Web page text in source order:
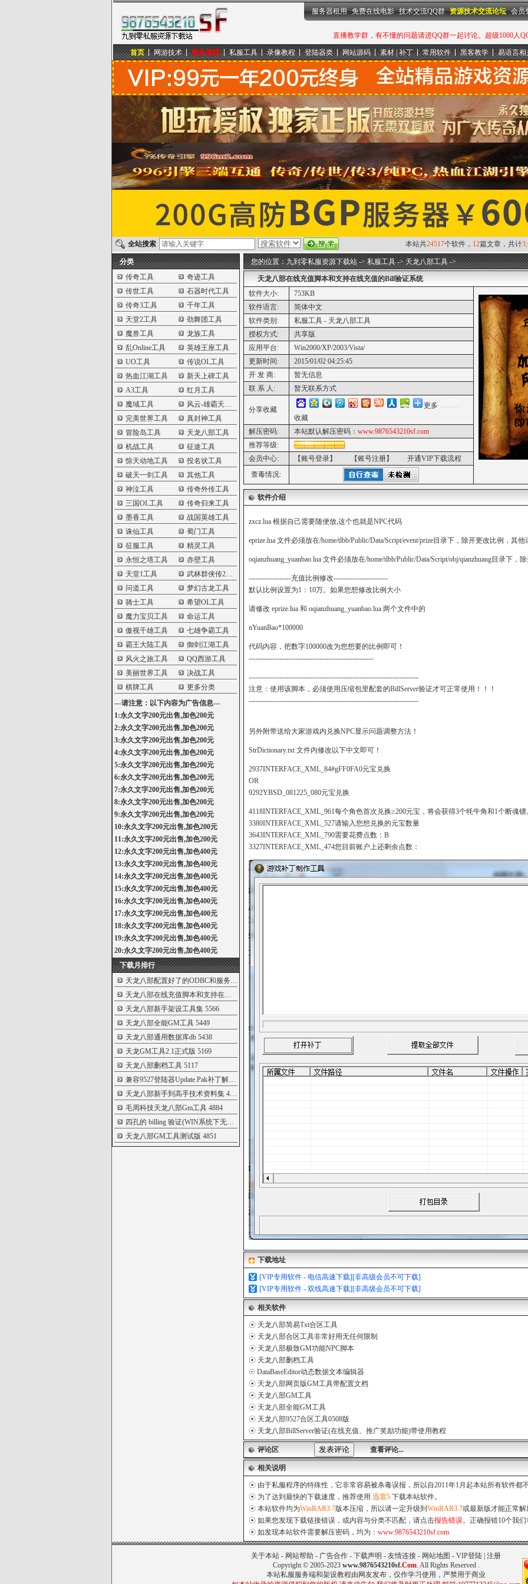
九到零私服资源下载站
直播教学群，有不懂的问题请进QQ群一起讨论。超级1000人
服务器租用 免费在线电影 技术交流QQ群 资源技术交流论坛 会员
首页 网游技术 服务器端 私服工具 录像教程 登陆器类 网站源码 素材 | 补丁 常用软件 黑客教学 易语言相
本站共24517个软件， 12篇文章，共计
全站搜索
分类
传奇工具
奇迹工具
传世工具
石器时代工具
传奇3工具
千年工具
天堂2工具
劲舞团工具
魔兽工具
龙族工具
乱Online工具
英雄王座工具
UO工具
传说OL工具
热血江湖工具
新天上碑工具
A3工具
红月工具
魔域工具
风云-雄霸天下工具
完美世界工具
真封神工具
冒险岛工具
天龙八部工具
机战工具
征途工具
惊天动地工具
投名状工具
破天一剑工具
其他工具
神泣工具
传奇外传工具
三国OL工具
传奇归来工具
墨香工具
战国英雄工具
诛仙工具
蜀门工具
征服工具
精灵工具
永恒之塔工具
赤壁工具
天堂1工具
武林群侠传2工具
问道工具
梦幻古龙工具
骑士工具
希望OL工具
魔力宝贝工具
命运工具
傲视千雄工具
七雄争霸工具
霸王大陆工具
御剑江湖工具
风火之旅工具
QQ西游工具
美丽世界工具
决战工具
棋牌工具
更多分类
---请注意：以下内容为广告信息---
1:永久文字200元出售,加色200元
2:永久文字200元出售,加色200元
3:永久文字200元出售,加色200元
4:永久文字200元出售,加色200元
5:永久文字200元出售,加色200元
6:永久文字200元出售,加色200元
7:永久文字200元出售,加色200元
8:永久文字200元出售,加色200元
9:永久文字200元出售,加色200元
10:永久文字200元出售,加色200元
11:永久文字200元出售,加色200元
12:永久文字200元出售,加色400元
13:永久文字200元出售,加色400元
14:永久文字200元出售,加色400元
15:永久文字200元出售,加色400元
16:永久文字200元出售,加色400元
17:永久文字200元出售,加色400元
18:永久文字200元出售,加色400元
19:永久文字200元出售,加色400元
20:永久文字200元出售,加色400元
下载月排行
天龙八部配置好了的ODBC和服务端配置文件
天龙八部在线充值脚本和支持在线充值的
天龙八部新手架设工具集5566
天龙八部全能GM工具5449
天龙八部通用数据库db5438
天龙GM工具2.1正式版 5169
天龙八部删档工具5117
兼容9527登陆器Update.Pak补丁解包打包器
天龙八部新手到高手技术资料集4937
毛周科技天龙八部Gm工具4884
四孔的 billing 验证(WIN系统下无限制版)
天龙八部GM工具测试版 4851
您的位置：九到零私服资源下载站->私服工具->天龙八部工具->
天龙八部在线充值脚本和支持在线充值的Bill验证系统
软件大小:
753KB
软件语言:
简体中文
软件类别:
私服工具 - 天龙八部工具
授权方式:
共享版
应用平台:
Win2000/XP/2003/Vista/
更新时间:
2015/01/02 04:25:45
开 发 商:
暂无信息
联 系 人:
暂无联系方式
分享收藏
更多
收藏
解压密码:
本站默认解压密码： www.9876543210sf.com
推荐等级:
会员中心:
【账号登录】 【账号注册】
开通VIP下载流程
查毒情况:
软件介绍
zxcz.lua 根据自己需要随便放,这个也就是NPC代码
eprize.lua 文件必须放在/home/tlbb/Public/Data/Script/event/prize目录下，除开更改比例，其
oqianzhuang_yuanbao.lua 文件必须放在/home/tlbb/Public/Data/Script/obj/qianzhuang目录下
------------------充值比例修改-----------------------
默认比例设置为1：10万。如果您想修改比例大小
请修改 eprize.lua 和 oqianzhuang_yuanbao.lua 两个文件中的
nYuanBao*100000
代码内容，把数字100000改为您想要的比例即可！
-----------------------------------------------------
------------------------------------------------------------------------
注意：使用该脚本，必须使用压缩包里配套的BillServer验证才可正常使用！！！
------------------------------------------------------------------------
另外附带送给大家游戏内兑换NPC显示问题调整方法！
StrDictionary.txt 文件内修改以下中文即可！
2937INTERFACE_XML_84#gFF0FA0元宝兑换
OR
9292YBSD_081225_080元宝兑换
4118INTERFACE_XML_961每个角色首次兑换≥200元宝，将会获得3个牦牛角和1个断魂镖
3380INTERFACE_XML_527请输入您想兑换的元宝数量
3643INTERFACE_XML_790需要花费点数：B
3327INTERFACE_XML_474您目前账户上还剩余点数：
下载地址
[VIP专用软件 - 电信高速下载][非高级会员不可下载]
[VIP专用软件 - 双线高速下载][非高级会员不可下载]
相关软件
☉ 天龙八部简易Txt合区工具
☉ 天龙八部合区工具非常好用无任何限制
☉ 天龙八部极致GM功能NPC脚本
☉ 天龙八部删档工具
☉ DataBaseEditor动态数据文本编辑器
☉ 天龙八部网页版GM工具带配置文档
☉ 天龙八部GM工具
☉ 天龙八部全能GM工具
☉ 天龙八部9527合区工具0508版
☉ 天龙八部BillServer验证(在线充值、推广奖励功能)带使用教程
评论区 查看评论...
相关说明
☉ 由于私服程序的特殊性，它非常容易被杀毒误报，所以自2011年1月起本站所有软件都
☉ 为了达到最快的下载速度，推荐使用 迅雷5下载本站软件。
☉ 本站软件均为WinRAR3.7版本压缩，所以请一定升级到 WinRAR3.7或最新版才能正常
☉ 如果您发现下载链接错误，或内容与分类不匹配，请点击报告错误。正确报错10个我
☉ 如发现本站软件需要解压密码，均为： www.9876543210sf.com
关于本站 - 网站帮助 - 广告合作 - 下载声明 - 友情连接 - 网站地图 - VIP登陆 注册
Copyright © 2005-2023 www.9876543210sf.Com. All Rights Reserved .
本站私服服务端和架设教程由网友发布，仅作学习使用，严禁用于商业